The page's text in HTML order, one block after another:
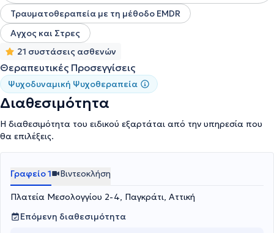
Τραυματοθεραπεία με τη μέθοδο EMDR
Αγχος και Στρες
21 συστάσεις ασθενών
Θεραπευτικές Προσεγγίσεις
Ψυχοδυναμική Ψυχοθεραπεία
Διαθεσιμότητα
Η διαθεσιμότητα του ειδικού εξαρτάται από την υπηρεσία που
θα επιλέξεις.
Γραφείο 1 Βιντεοκλήση
Πλατεία Μεσολογγίου 2-4, Παγκράτι, Αττική
Επόμενη διαθεσιμότητα